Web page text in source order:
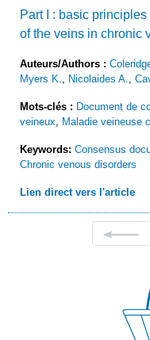
Part I : basic
of the veins in chronic
Auteurs/Authors :
Myers K.
Nicolaides A.
Mots-clés : Document de
veineux
Maladie veineuse
Keywords: Consensus
Chronic venous disorders
Lien direct vers l'article